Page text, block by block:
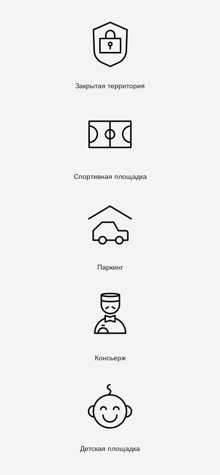
Закрытая территория
Спортивная площадка
Паркинг
Консьерж
Детская площадка